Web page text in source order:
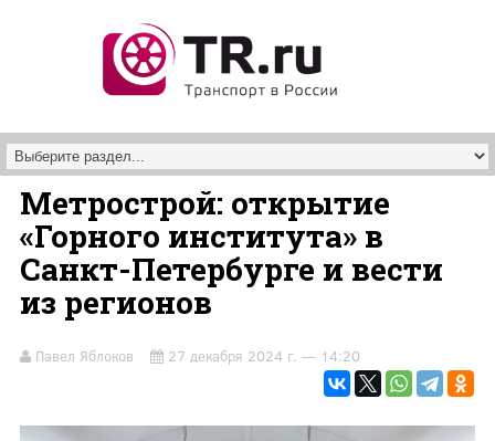
Метрострой: открытие
«Горного института» в
Санкт-Петербурге и вести
из регионов
Павел Яблоков 27 декабря 2024 г. — 14:20